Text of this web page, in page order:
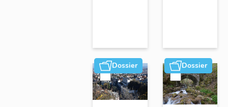
Rhône-
Alpes
(DOSSIER
EN
COURS)
Dossier Dossier